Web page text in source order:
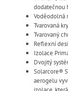
dodatečnou
Voděodolná
Tvarovaná
Tvarovaný
Reflexní
Izolace
Dvojitý
Solarcore®
aerogelu